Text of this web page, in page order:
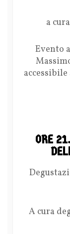
a
Evento
ORE
A cura